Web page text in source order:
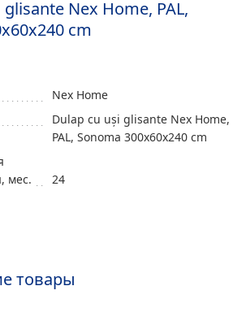
Nex Home, PAL,
cm
Nex Home
Dulap cu uși glisante Nex Home,
PAL, Sonoma 300x60x240 cm
мес.
24
товары